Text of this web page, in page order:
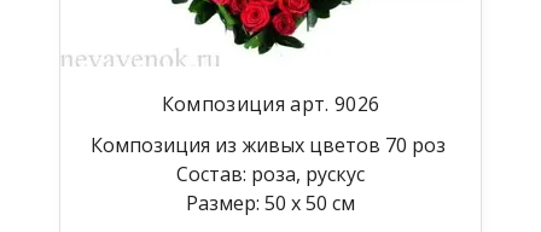
Композиция арт. 9026
Композиция из живых цветов 70 роз
Состав: роза, рускус
Размер: 50 х 50 см